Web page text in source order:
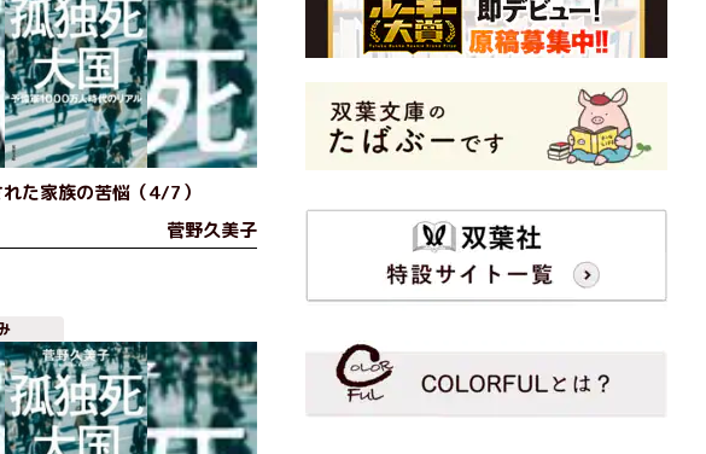
た家族の苦悩（4/7）
菅野久美子